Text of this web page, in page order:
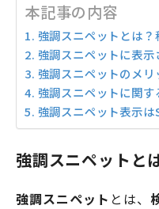
本記事の内容
強調スニペットとは？
強調スニペットに表
強調スニペットのメリ
強調スニペットに関す
強調スニペット表示
強調スニペットと
強調スニペット とは、